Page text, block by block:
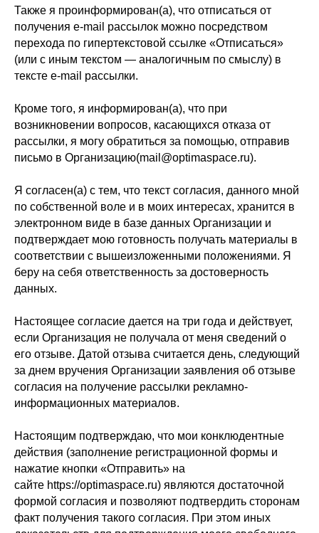
Также я проинформирован(а), что отписаться от
получения e-mail рассылок можно посредством
перехода по гипертекстовой ссылке «Отписаться»
(или с иным текстом — аналогичным по смыслу) в
тексте e-mail рассылки.
Кроме того, я информирован(а), что при
возникновении вопросов, касающихся отказа от
рассылки, я могу обратиться за помощью, отправив
письмо в Организацию(mail@optimaspace.ru).
Я согласен(а) с тем, что текст согласия, данного мной
по собственной воле и в моих интересах, хранится в
электронном виде в базе данных Организации и
подтверждает мою готовность получать материалы в
соответствии с вышеизложенными положениями. Я
беру на себя ответственность за достоверность
данных.
Настоящее согласие дается на три года и действует,
если Организация не получала от меня сведений о
его отзыве. Датой отзыва считается день, следующий
за днем вручения Организации заявления об отзыве
согласия на получение рассылки рекламно-
информационных материалов.
Настоящим подтверждаю, что мои конклюдентные
действия (заполнение регистрационной формы и
нажатие кнопки «Отправить» на
сайте https://optimaspace.ru) являются достаточной
формой согласия и позволяют подтвердить сторонам
факт получения такого согласия. При этом иных